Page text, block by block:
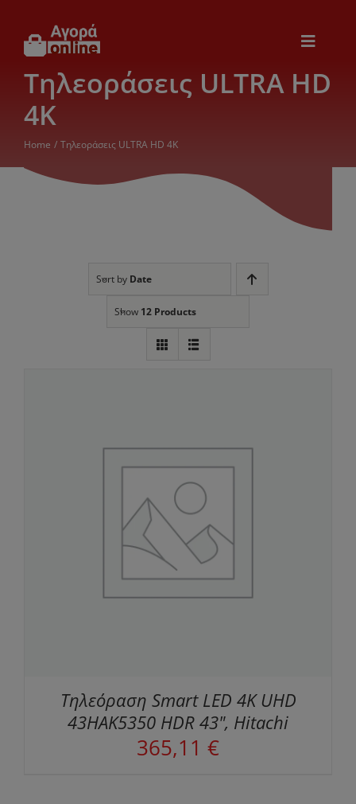
περιεχόμενο
Toggle
Εικόνα & Ήχος
Παιχνίδια
Θέρμανση – Ψύξη
Τηλεοράσεις ULTRA HD
4K
Home Τηλεοράσεις ULTRA HD 4K
Sort by Date
Show 12 Products
Τηλεόραση Smart LED 4K UHD
43HAK5350 HDR 43", Hitachi
365,11 €